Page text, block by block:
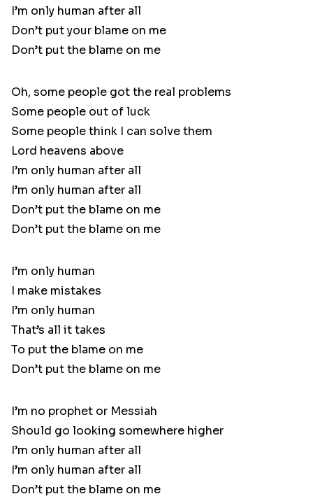
I’m only human after all
Don’t put your blame on me
Don’t put the blame on me
Oh, some people got the real problems
Some people out of luck
Some people think I can solve them
Lord heavens above
I’m only human after all
I’m only human after all
Don’t put the blame on me
Don’t put the blame on me
I’m only human
I make mistakes
I’m only human
That’s all it takes
To put the blame on me
Don’t put the blame on me
I’m no prophet or Messiah
Should go looking somewhere higher
I’m only human after all
I’m only human after all
Don’t put the blame on me